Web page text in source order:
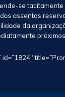
se tacitamente
assentos
da